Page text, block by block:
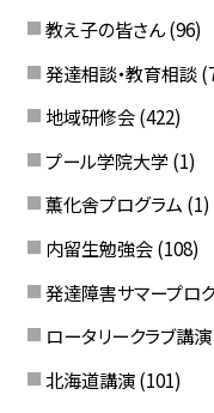
教え子の皆さん (96)
発達相談・教育相談
地域研修会 (422)
プール学院大学 (1)
薫化舎プログラム (1)
内留生勉強会 (108)
発達障害サマープロ
ロータリークラブ講演
北海道講演 (101)